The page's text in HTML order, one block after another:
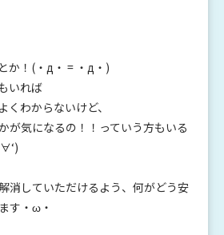
か！(・д・ = ・д・)
いれば
くわからないけど、
が気になるの！！っていう方もいる
消していただけるよう、何がどう安
す・ω・